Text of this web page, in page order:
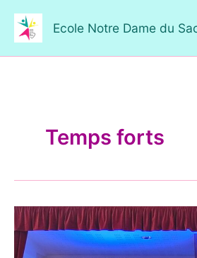
contenu
Ecole Notre Dame du
Temps forts
Notre
fête
de